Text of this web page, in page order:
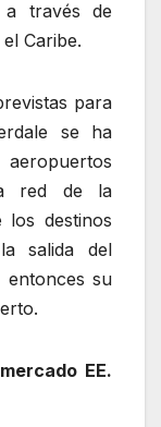
a través de
Caribe.
para
se ha
red de la
los destinos
salida del
entonces su
EE.